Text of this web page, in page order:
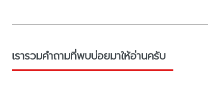
เรารวมคำถามที่พบบ่อยมาให้อ่านครับ